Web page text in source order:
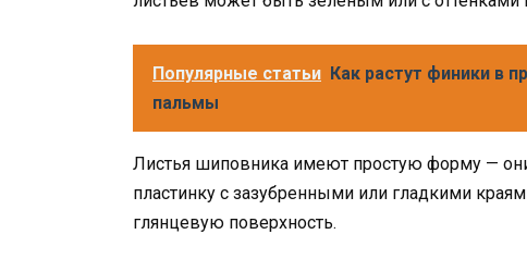
Популярные статьи Как растут финики в
пальмы
Листья шиповника имеют простую форму —
пластинку с зазубренными или гладкими
глянцевую поверхность.